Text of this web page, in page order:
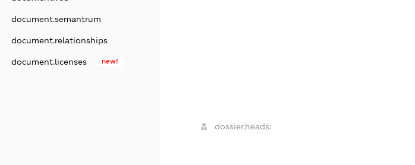
document.semantrum
document.relationships
document.licenses new!
dossier.heads: